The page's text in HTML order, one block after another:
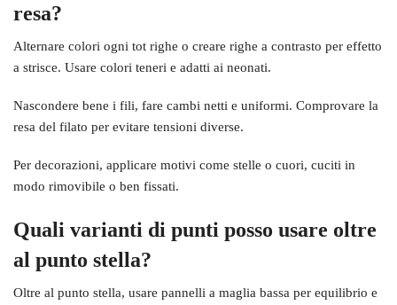
resa?
Alternare colori ogni tot righe o creare righe a contrasto per effetto
a strisce. Usare colori teneri e adatti ai neonati.
Nascondere bene i fili, fare cambi netti e uniformi. Comprovare la
resa del filato per evitare tensioni diverse.
Per decorazioni, applicare motivi come stelle o cuori, cuciti in
modo rimovibile o ben fissati.
Quali varianti di punti posso usare oltre
al punto stella?
Oltre al punto stella, usare pannelli a maglia bassa per equilibrio e